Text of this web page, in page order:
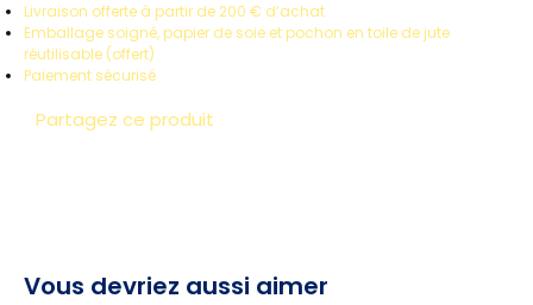
Livraison offerte à partir de 200 € d’achat
Emballage soigné, papier de soie et pochon en toile de jute
réutilisable (offert)
Paiement sécurisé
Partagez ce produit
Vous devriez aussi aimer